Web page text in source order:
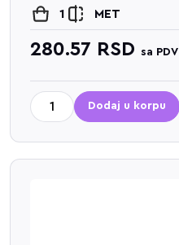
1 MET
280.57 RSD sa PDV
Dodaj u korpu